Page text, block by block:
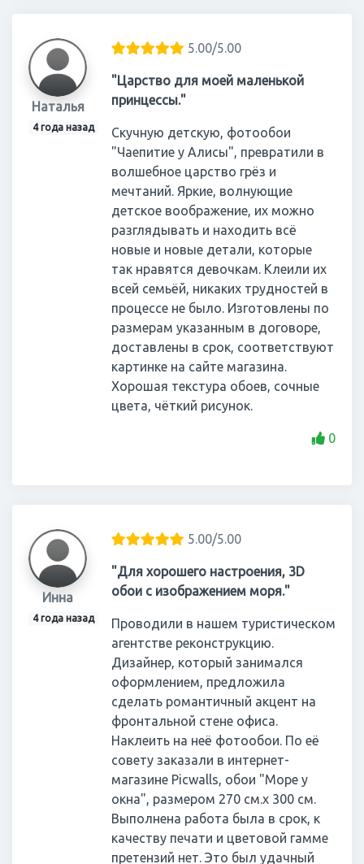
Наталья
4 года назад
5.00/5.00
"Царство для моей маленькой
принцессы."
Скучную детскую, фотообои
"Чаепитие у Алисы", превратили в
волшебное царство грёз и
мечтаний. Яркие, волнующие
детское воображение, их можно
разглядывать и находить всё
новые и новые детали, которые
так нравятся девочкам. Клеили их
всей семьёй, никаких трудностей в
процессе не было. Изготовлены по
размерам указанным в договоре,
доставлены в срок, соответствуют
картинке на сайте магазина.
Хорошая текстура обоев, сочные
цвета, чёткий рисунок.
0
Инна
4 года назад
5.00/5.00
"Для хорошего настроения, 3D
обои с изображением моря."
Проводили в нашем туристическом
агентстве реконструкцию.
Дизайнер, который занимался
оформлением, предложила
сделать романтичный акцент на
фронтальной стене офиса.
Наклеить на неё фотообои. По её
совету заказали в интернет-
магазине Picwalls, обои "Море у
окна", размером 270 см.х 300 см.
Выполнена работа была в срок, к
качеству печати и цветовой гамме
претензий нет. Это был удачный